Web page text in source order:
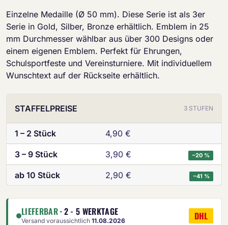
Einzelne Medaille (Ø 50 mm). Diese Serie ist als 3er
Serie in Gold, Silber, Bronze erhältlich. Emblem in 25
mm Durchmesser wählbar aus über 300 Designs oder
einem eigenen Emblem. Perfekt für Ehrungen,
Schulsportfeste und Vereinsturniere. Mit individuellem
Wunschtext auf der Rückseite erhältlich.
STAFFELPREISE 3 STUFEN
1 – 2 Stück 4,90 €
3 – 9 Stück 3,90 € −20 %
ab 10 Stück 2,90 € −41 %
LIEFERBAR· 2 - 5 WERKTAGE
Versand voraussichtlich 11.08.2026 DHL